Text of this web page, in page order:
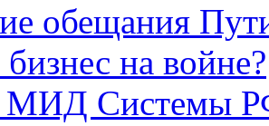
обещания
на войне?
МИД Системы